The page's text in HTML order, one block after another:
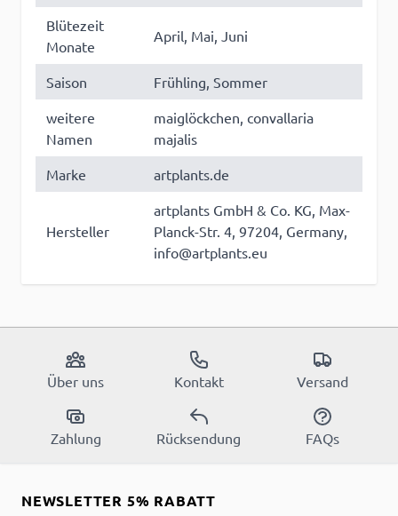
Blütezeit
Monate
April, Mai, Juni
Saison
Frühling, Sommer
weitere
Namen
maiglöckchen, convallaria
majalis
Marke
artplants.de
Hersteller
artplants GmbH & Co. KG, Max-
Planck-Str. 4, 97204, Germany,
info@artplants.eu
Über uns Kontakt Versand
Zahlung Rücksendung FAQs
NEWSLETTER 5% RABATT